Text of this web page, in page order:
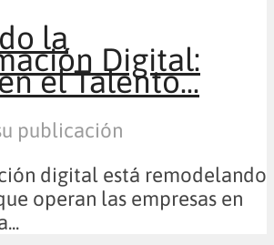
la
Digital:
el Talento...
publicación
digital está remodelando
operan las empresas en